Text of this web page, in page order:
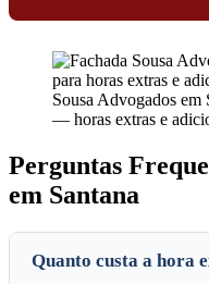
Sousa Advogados
— horas extras e
Perguntas
em Santana
Quanto custa a hora